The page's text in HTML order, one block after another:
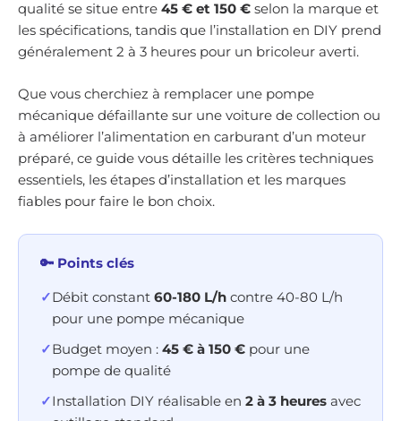
qualité se situe entre 45 € et 150 € selon la marque et
les spécifications, tandis que l’installation en DIY prend
généralement 2 à 3 heures pour un bricoleur averti.
Que vous cherchiez à remplacer une pompe
mécanique défaillante sur une voiture de collection ou
à améliorer l’alimentation en carburant d’un moteur
préparé, ce guide vous détaille les critères techniques
essentiels, les étapes d’installation et les marques
fiables pour faire le bon choix.
🔑 Points clés
✓Débit constant 60-180 L/h contre 40-80 L/h
pour une pompe mécanique
✓Budget moyen : 45 € à 150 € pour une
pompe de qualité
✓Installation DIY réalisable en 2 à 3 heures avec